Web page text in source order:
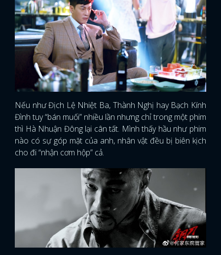
Nếu như Địch Lệ Nhiệt Ba, Thành Nghị hay Bạch Kính
Đình tuy “bán muối” nhiều lần nhưng chỉ trong một phim
thì Hà Nhuận Đông lại cân tất. Mình thấy hầu như phim
nào có sự góp mặt của anh, nhân vật đều bị biên kịch
cho đi “nhận cơm hộp” cả.